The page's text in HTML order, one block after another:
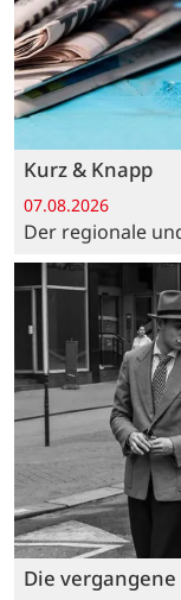
Kurz & Knapp
07.08.2026
Der regionale
Die